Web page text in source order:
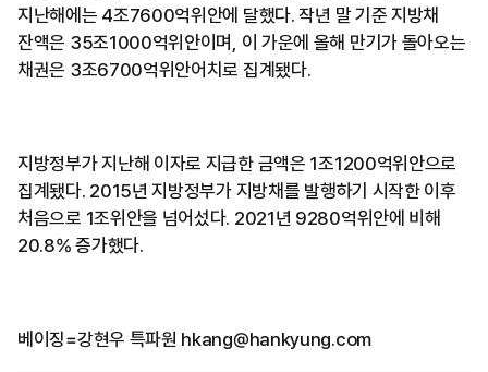
지난해에는 4조7600억위안에 달했다. 작년 말 기준 지방채
잔액은 35조1000억위안이며, 이 가운에 올해 만기가 돌아오는
채권은 3조6700억위안어치로 집계됐다.
지방정부가 지난해 이자로 지급한 금액은 1조1200억위안으로
집계됐다. 2015년 지방정부가 지방채를 발행하기 시작한 이후
처음으로 1조위안을 넘어섰다. 2021년 9280억위안에 비해
20.8% 증가했다.
베이징=강현우 특파원 hkang@hankyung.com